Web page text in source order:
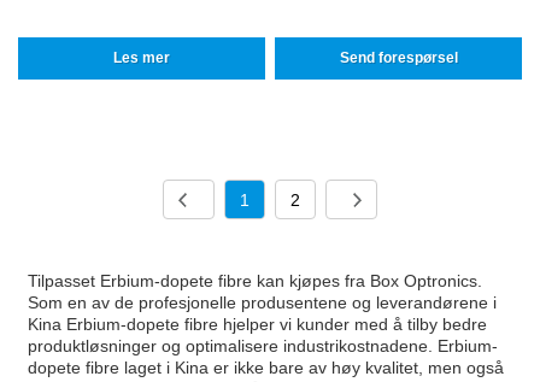
Les mer Send forespørsel
1 2
Tilpasset Erbium-dopete fibre kan kjøpes fra Box Optronics.
Som en av de profesjonelle produsentene og leverandørene i
Kina Erbium-dopete fibre hjelper vi kunder med å tilby bedre
produktløsninger og optimalisere industrikostnadene. Erbium-
dopete fibre laget i Kina er ikke bare av høy kvalitet, men også